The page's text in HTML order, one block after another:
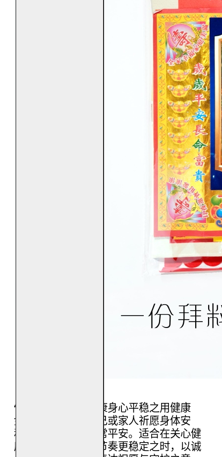
健康金
用于祈愿安康身心平稳之用健康
金，主要用于为自己或家人祈愿身体安
稳、气场平顺与日常平安。适合在关心健
康状态、希望生活节奏更稳定之时，以诚